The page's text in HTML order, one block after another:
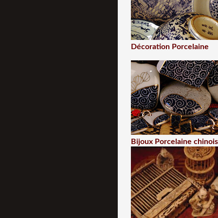
Décoration Porcelaine
Bijoux Porcelaine